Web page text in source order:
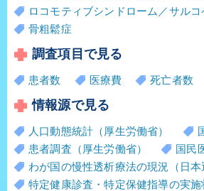
ロコモティブシンドローム／サル
骨粗鬆症
調査項目で見る
患者数 医療費 死亡者数
情報源で見る
人口動態統計（厚生労働省）
患者調査（厚生労働省）
国民
わが国の慢性透析療法の現況（日本
特定健康診査・特定保健指導の実施